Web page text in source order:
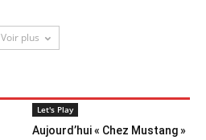
Voir plus
Let's Play
Aujourd’hui « Chez Mustang »